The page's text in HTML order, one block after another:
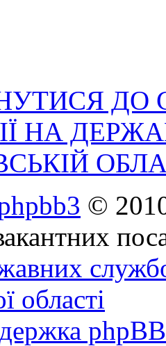
ДО
НА
©
області
phpBB